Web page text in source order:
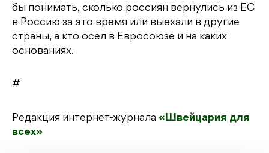
бы понимать, сколько россиян вернулись из ЕС
в Россию за это время или выехали в другие
страны, а кто осел в Евросоюзе и на каких
основаниях.
#
Редакция интернет-журнала «Швейцария для
всех»